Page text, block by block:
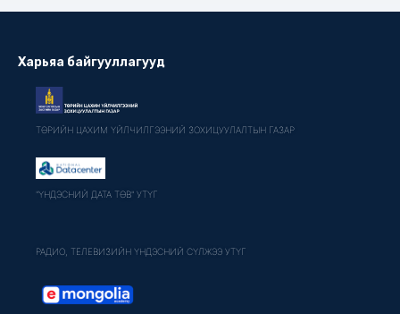
Харьяа байгууллагууд
ТӨРИЙН ЦАХИМ ҮЙЛЧИЛГЭЭНИЙ ЗОХИЦУУЛАЛТЫН ГАЗАР
"ҮНДЭСНИЙ ДАТА ТӨВ" УТҮГ
РАДИО, ТЕЛЕВИЗИЙН ҮНДЭСНИЙ СҮЛЖЭЭ УТҮГ